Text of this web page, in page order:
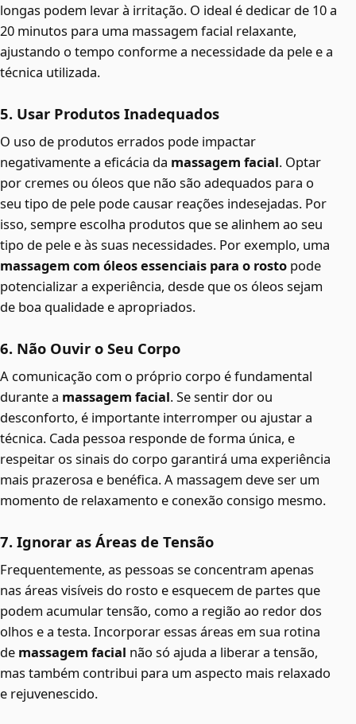
longas podem levar à irritação. O ideal é dedicar de 10 a
20 minutos para uma massagem facial relaxante,
ajustando o tempo conforme a necessidade da pele e a
técnica utilizada.
5. Usar Produtos Inadequados
O uso de produtos errados pode impactar
negativamente a eficácia da massagem facial. Optar
por cremes ou óleos que não são adequados para o
seu tipo de pele pode causar reações indesejadas. Por
isso, sempre escolha produtos que se alinhem ao seu
tipo de pele e às suas necessidades. Por exemplo, uma
massagem com óleos essenciais para o rosto pode
potencializar a experiência, desde que os óleos sejam
de boa qualidade e apropriados.
6. Não Ouvir o Seu Corpo
A comunicação com o próprio corpo é fundamental
durante a massagem facial. Se sentir dor ou
desconforto, é importante interromper ou ajustar a
técnica. Cada pessoa responde de forma única, e
respeitar os sinais do corpo garantirá uma experiência
mais prazerosa e benéfica. A massagem deve ser um
momento de relaxamento e conexão consigo mesmo.
7. Ignorar as Áreas de Tensão
Frequentemente, as pessoas se concentram apenas
nas áreas visíveis do rosto e esquecem de partes que
podem acumular tensão, como a região ao redor dos
olhos e a testa. Incorporar essas áreas em sua rotina
de massagem facial não só ajuda a liberar a tensão,
mas também contribui para um aspecto mais relaxado
e rejuvenescido.